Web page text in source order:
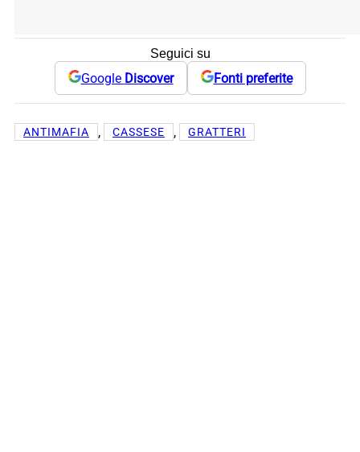
Seguici su
Google Discover Fonti preferite
ANTIMAFIA , CASSESE , GRATTERI